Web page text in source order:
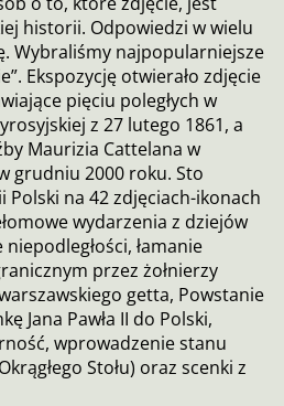
historii. Odpowiedzi w wielu
Wybraliśmy najpopularniejsze
Ekspozycję otwierało zdjęcie
pięciu poległych w
z 27 lutego 1861, a
Maurizia Cattelana w
grudniu 2000 roku. Sto
na 42 zdjęciach-ikonach
wydarzenia z dziejów
łamanie
przez żołnierzy
getta, Powstanie
Jana Pawła II do Polski,
wprowadzenie stanu
Stołu) oraz scenki z